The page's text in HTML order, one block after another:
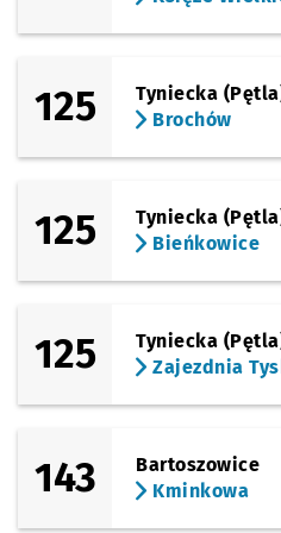
(Buforowa)
Lutosławskiego
Kopycińskiego
Jagodno (P+R)
125
Tyniecka
Brochów
125
Tyniecka
Bieńkowice
125
Tyniecka
Zajezdnia
143
Bartoszowice
Kminkowa